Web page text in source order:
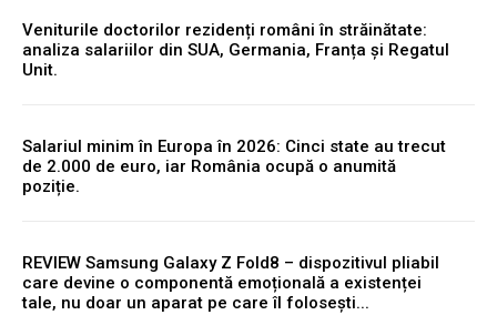
Veniturile doctorilor rezidenți români în străinătate:
analiza salariilor din SUA, Germania, Franța și Regatul
Unit.
Salariul minim în Europa în 2026: Cinci state au trecut
de 2.000 de euro, iar România ocupă o anumită
poziție.
REVIEW Samsung Galaxy Z Fold8 – dispozitivul pliabil
care devine o componentă emoțională a existenței
tale, nu doar un aparat pe care îl folosești...